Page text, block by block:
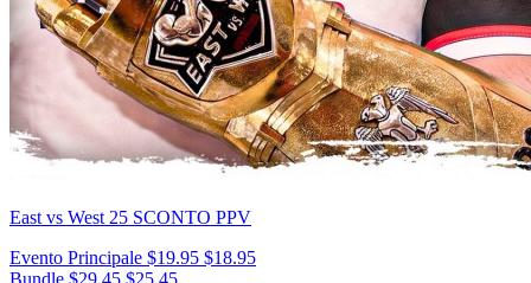
East vs West 25 SCONTO PPV
Evento Principale $19.95 $18.95
Bundle $29.45 $25.45